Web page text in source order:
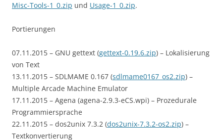
Misc-Tools-1_0.zip und Usage-1_0.zip.
Portierungen
07.11.2015 – GNU gettext (gettext-0.19.6.zip) – Lokalisierung
von Text
13.11.2015 – SDLMAME 0.167 (sdlmame0167_os2.zip) –
Multiple Arcade Machine Emulator
17.11.2015 – Agena (agena-2.9.3-eCS.wpi) – Prozedurale
Programmiersprache
22.11.2015 – dos2unix 7.3.2 (dos2unix-7.3.2-os2.zip) –
Textkonvertierung